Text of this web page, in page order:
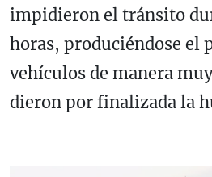
impidieron el tránsito
horas, produciéndose el
vehículos de manera
dieron por finalizada la